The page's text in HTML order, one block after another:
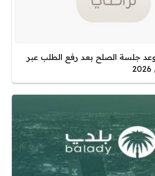
جلسة الصلح بعد رفع الطلب عبر